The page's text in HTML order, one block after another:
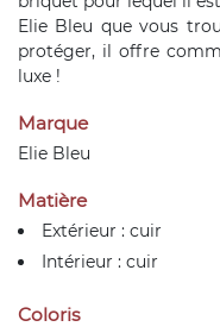
Elie Bleu que vous
protéger, il offre
luxe !
Marque
Elie Bleu
Matière
Extérieur : cuir
Intérieur : cuir
Coloris